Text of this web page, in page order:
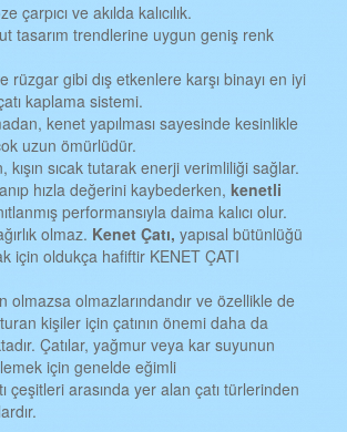
ÇATI
ÇATI
ÇATI
ÇATI
ÇATI
ÇATI
ÇATI
ÇATI
ÇATI
ÇATI
ÇATI
çarpıcı ve akılda kalıcılık.
tasarım trendlerine uygun geniş renk
rüzgar gibi dış etkenlere karşı binayı en iyi
kaplama sistemi.
kenet yapılması sayesinde kesinlikle
uzun ömürlüdür.
kışın sıcak tutarak enerji verimliliği sağlar.
hızla değerini kaybederken,kenetli
performansıyla daima kalıcı olur.
olmaz. Kenet Çatı, yapısal bütünlüğü
için oldukça hafiftir KENET ÇATI
olmazsa olmazlarındandır ve özellikle de
kişiler için çatının önemi daha da
Çatılar, yağmur veya kar suyunun
için genelde eğimli
çeşitleri arasında yer alan çatı türlerinden